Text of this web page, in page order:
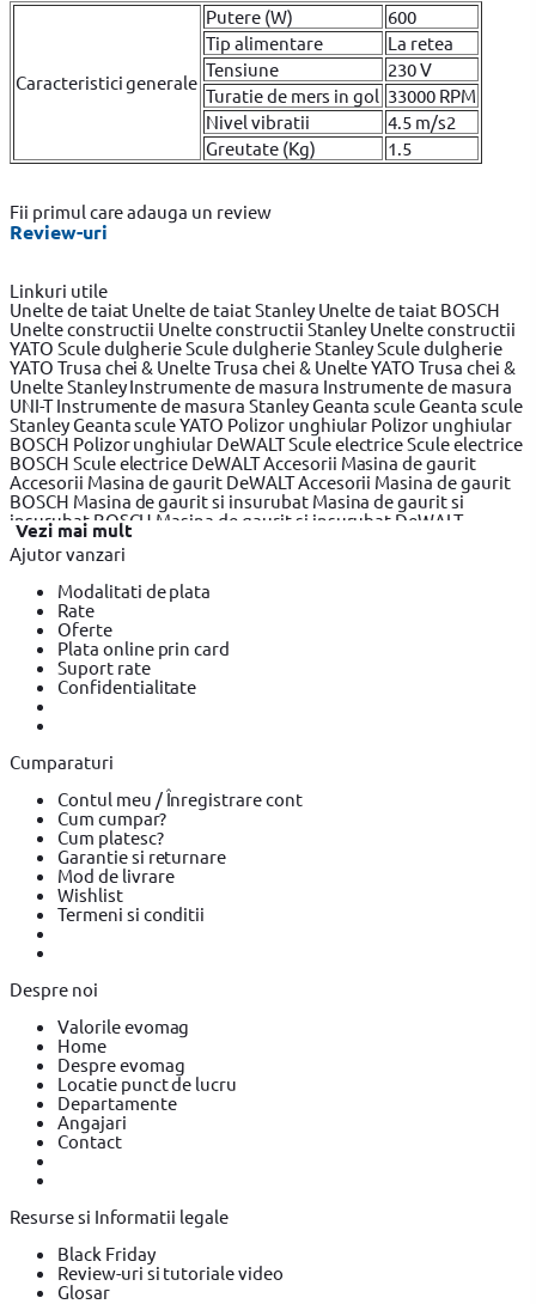
Caracteristici generale
Putere (W)
600
Tip alimentare
La retea
Tensiune
230 V
Turatie de mers in gol 33000 RPM
Nivel vibratii
4.5 m/s2
Greutate (Kg)
1.5
Fii primul care adauga un review
Review-uri
Linkuri utile
Unelte de taiat Unelte de taiat Stanley Unelte de taiat BOSCH
Unelte constructii Unelte constructii Stanley Unelte constructii
YATO Scule dulgherieScule dulgherie StanleyScule dulgherie
YATO Trusa chei & UnelteTrusa chei & Unelte YATOTrusa chei &
Unelte StanleyInstrumente de masura Instrumente de masura
UNI-TInstrumente de masura StanleyGeanta sculeGeanta scule
StanleyGeanta scule YATO Polizor unghiular Polizor unghiular
BOSCH Polizor unghiular DeWALTScule electriceScule electrice
BOSCH Scule electrice DeWALTAccesorii Masina de gaurit
Accesorii Masina de gaurit DeWALTAccesorii Masina de gaurit
BOSCH Masina de gaurit si insurubat Masina de gaurit si
insurubat BOSCH Masina de gaurit si insurubat DeWALT
Fierastrau pendular
pendular DeWALT
sabie DeWALTFierastrau sabie BOSCH
Slefuitor electric BOSCH
Rindea electrica BOSCH
cald
Suflanta aer cald YATO
compactoare & Ciocan demolator
demolator BOSCHPlaci compactoare & Ciocan demolator
Makita
Accesorii scule electrice DeWALT
Trafaleti YATO
protectie Makita
Echipamente de protectie YATO
Bricolaj OEMBricolaj CynelSurubelnita electrica
electrica BOSCHSurubelnita electrica Heinner
Vezi mai mult
Ajutor vanzari
Modalitati de plata
Rate
Oferte
Plata online prin card
Suport rate
Confidentialitate
Cumparaturi
Contul meu / Înregistrare cont
Cum cumpar?
Cum platesc?
Garantie si returnare
Mod de livrare
Wishlist
Termeni si conditii
Despre noi
Valorile evomag
Home
Despre evomag
Locatie punct de lucru
Departamente
Angajari
Contact
Resurse si Informatii legale
Black Friday
Review-uri si tutoriale video
Glosar